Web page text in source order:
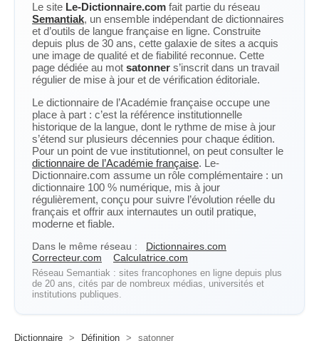
Le site Le-Dictionnaire.com fait partie du réseau
Semantiak, un ensemble indépendant de dictionnaires
et d’outils de langue française en ligne. Construite
depuis plus de 30 ans, cette galaxie de sites a acquis
une image de qualité et de fiabilité reconnue. Cette
page dédiée au mot satonner s’inscrit dans un travail
régulier de mise à jour et de vérification éditoriale.
Le dictionnaire de l’Académie française occupe une
place à part : c’est la référence institutionnelle
historique de la langue, dont le rythme de mise à jour
s’étend sur plusieurs décennies pour chaque édition.
Pour un point de vue institutionnel, on peut consulter le
dictionnaire de l’Académie française. Le-
Dictionnaire.com assume un rôle complémentaire : un
dictionnaire 100 % numérique, mis à jour
régulièrement, conçu pour suivre l’évolution réelle du
français et offrir aux internautes un outil pratique,
moderne et fiable.
Dans le même réseau :
Dictionnaires.com
Correcteur.com
Calculatrice.com
Réseau Semantiak : sites francophones en ligne depuis plus
de 20 ans, cités par de nombreux médias, universités et
institutions publiques.
Dictionnaire > Définition > satonner